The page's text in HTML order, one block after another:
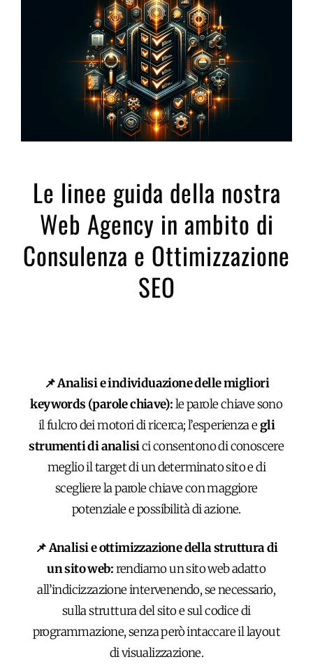
Le linee guida della nostra
Web Agency in ambito di
Consulenza e Ottimizzazione
SEO
📌 Analisi e individuazione delle migliori
keywords (parole chiave):le parole chiave sono
il fulcro dei motori di ricerca; l’esperienza egli
strumenti di analisici consentono di conoscere
meglio il target di un determinato sito e di
scegliere la parole chiave con maggiore
potenziale e possibilità di azione.
📌 Analisi e ottimizzazione della struttura di
un sito web:rendiamo un sito web adatto
all’indicizzazione intervenendo, se necessario,
sulla struttura del sito e sul codice di
programmazione, senza però intaccare il layout
di visualizzazione.